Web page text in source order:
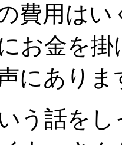
費用はい
お金を
にありま
う話を